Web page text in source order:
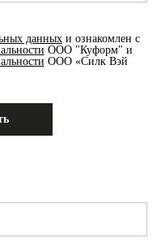
данныхи ознакомлен с
ООО "Куформ" и
ООО «Силк Вэй